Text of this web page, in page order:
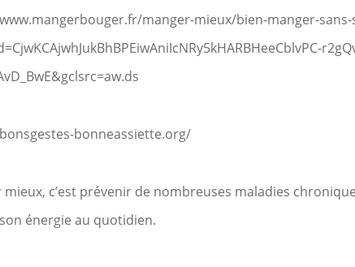
manger-mieux/bien-manger-sans-
bonneassiette.org/
c’est prévenir de nombreuses maladies
énergie au quotidien.